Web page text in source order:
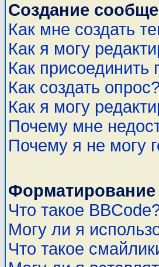
Создание
Как мне создать
Как я могу
Как
Как создать опрос?
Как я могу
Почему мне
Почему я не могу
Что такое
Могу ли я
Что такое